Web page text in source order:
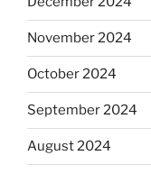
November 2024
October 2024
September 2024
August 2024